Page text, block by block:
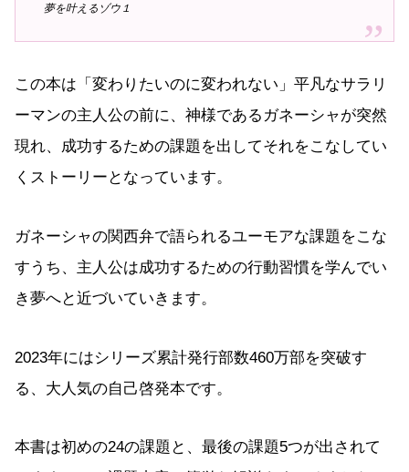
夢を叶えるゾウ１
この本は「変わりたいのに変われない」平凡なサラリ
ーマンの主人公の前に、神様であるガネーシャが突然
現れ、成功するための課題を出してそれをこなしてい
くストーリーとなっています。
ガネーシャの関西弁で語られるユーモアな課題をこな
すうち、主人公は成功するための行動習慣を学んでい
き夢へと近づいていきます。
2023年にはシリーズ累計発行部数460万部を突破す
る、大人気の自己啓発本です。
本書は初めの24の課題と、最後の課題5つが出されて